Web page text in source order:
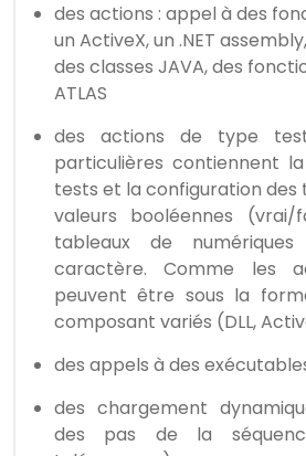
des actions : appel à des
un ActiveX, un .NET
des classes JAVA, des
ATLAS
des actions de type
particulières contiennent
tests et la configuration des
valeurs booléennes (vrai/
tableaux de
caractère. Comme les
peuvent être sous la
composant variés (DLL,
des appels à des
des chargement
des pas de la